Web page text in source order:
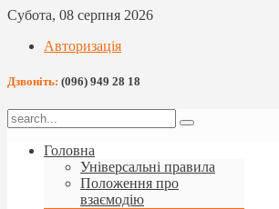
Субота, 08 серпня 2026
Авторизація
Дзвоніть: (096) 949 28 18
Головна
Універсальні правила
Положення про
взаємодію